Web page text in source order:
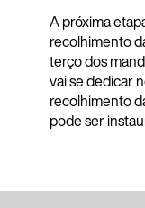
A próxima
recolhimento
terço dos
vai se dedicar
recolhimento
pode ser